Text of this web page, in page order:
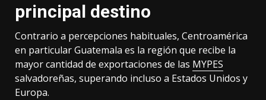
principal destino
Contrario a percepciones habituales, Centroamérica
en particular Guatemala es la región que recibe la
mayor cantidad de exportaciones de las MYPES
salvadoreñas, superando incluso a Estados Unidos y
Europa.